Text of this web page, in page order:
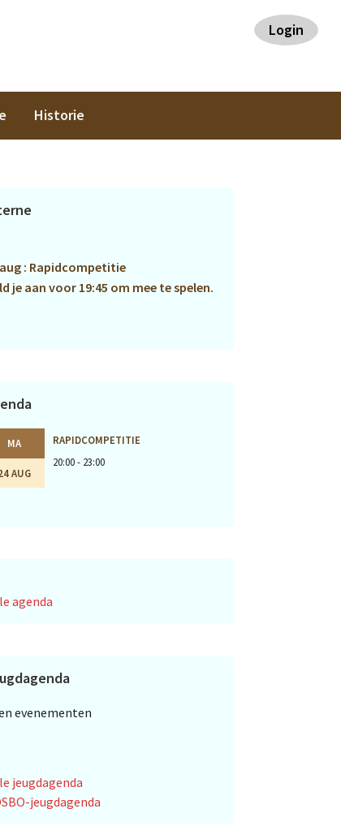
Login
Historie
: Rapidcompetitie
je aan voor 19:45 om mee te spelen.
MA
AUG
RAPIDCOMPETITIE
20:00 - 23:00
agenda
evenementen
jeugdagenda
jeugdagenda